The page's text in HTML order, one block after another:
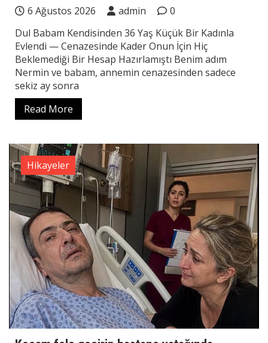
6 Ağustos 2026 admin
0
Dul Babam Kendisinden 36 Yaş Küçük Bir Kadınla
Evlendi — Cenazesinde Kader Onun İçin Hiç
Beklemediği Bir Hesap Hazırlamıştı Benim adım
Nermin ve babam, annemin cenazesinden sadece
sekiz ay sonra
Read More
Hikayeler